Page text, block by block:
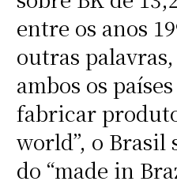
entre os anos
outras
ambos os
fabricar
world”, o Brasil
do “made in